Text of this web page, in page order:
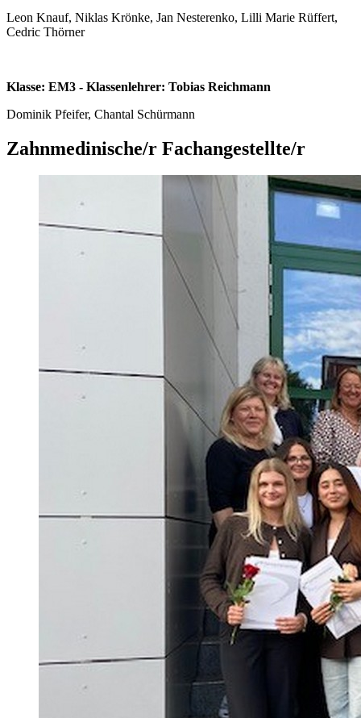
Leon Knauf, Niklas Krönke, Jan Nesterenko, Lilli Marie Rüffert,
Cedric Thörner
Klasse: EM3 - Klassenlehrer: Tobias Reichmann
Dominik Pfeifer, Chantal Schürmann
Zahnmedinische/r Fachangestellte/r